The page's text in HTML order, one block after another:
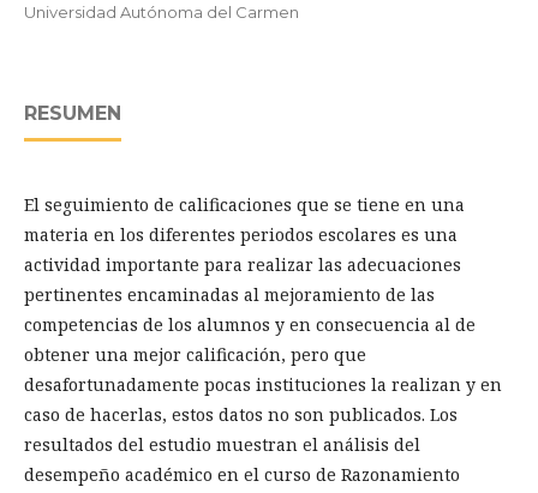
Universidad Autónoma del Carmen
RESUMEN
El seguimiento de calificaciones que se tiene en una
materia en los diferentes periodos escolares es una
actividad importante para realizar las adecuaciones
pertinentes encaminadas al mejoramiento de las
competencias de los alumnos y en consecuencia al de
obtener una mejor calificación, pero que
desafortunadamente pocas instituciones la realizan y en
caso de hacerlas, estos datos no son publicados. Los
resultados del estudio muestran el análisis del
desempeño académico en el curso de Razonamiento